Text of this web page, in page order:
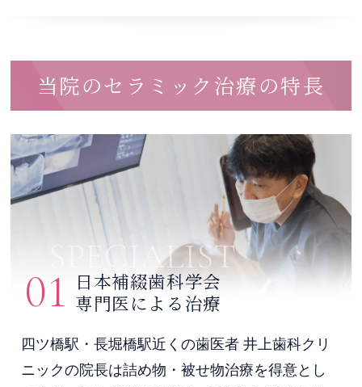
当院のセラミック治療の特長
SPECIALIST
01 日本補綴歯科学会
専門医による治療
四ツ橋駅・長堀橋駅近くの歯医者 井上歯科クリ
ニックの院長は詰め物・被せ物治療を得意とし